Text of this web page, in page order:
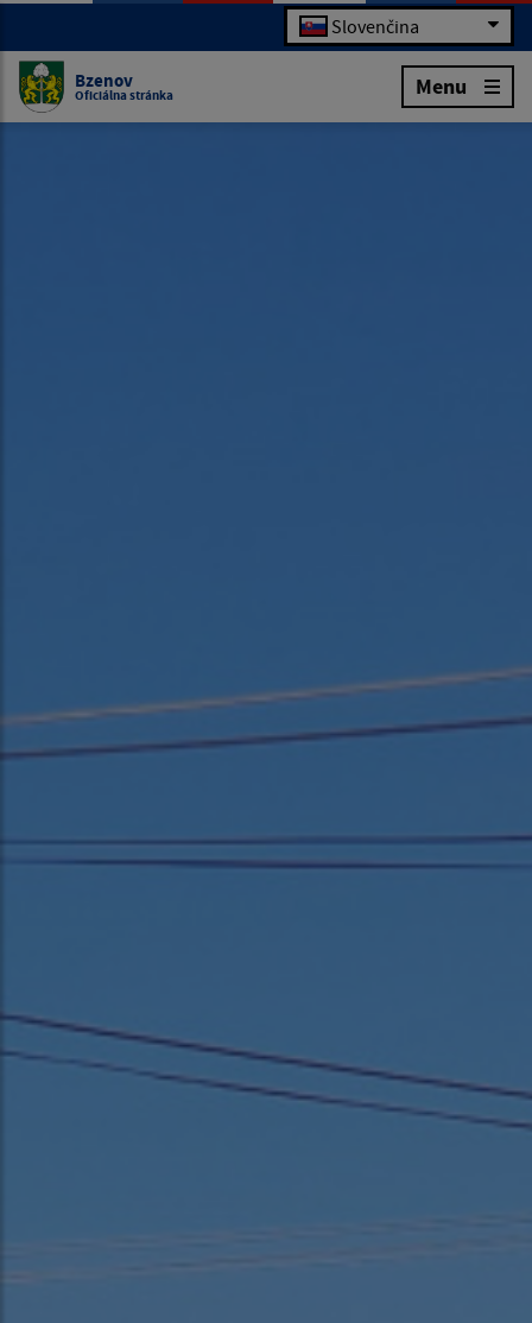
Slovenčina
Bzenov
Oficiálna stránka Menu